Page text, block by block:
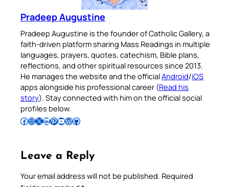
Pradeep Augustine
Pradeep Augustine is the founder of Catholic Gallery, a
faith-driven platform sharing Mass Readings in multiple
languages, prayers, quotes, catechism, Bible plans,
reflections, and other spiritual resources since 2013.
He manages the website and the officialAndroid/iOS
apps alongside his professional career (Read his
story). Stay connected with him on the official social
profiles below.
Follow Pradeep on Facebook Follow Pradeep on InstagramFollow Pradeep on X Follow Pradeep on LinkedIn Follow Pradeep on Pinterest Subscribe to Pradeep’s Youtube Channel Follow Pradeep on WordPress Follow Pradeep on GitHub
Leave a Reply
Your email address will not be published. Required